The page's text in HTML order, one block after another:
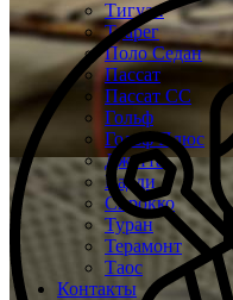
Тигуан
Туарег
Поло Седан
Пассат
Пассат СС
Гольф
Гольф Плюс
Джетта
Кадди
Сирокко
Туран
Терамонт
Таос
Контакты